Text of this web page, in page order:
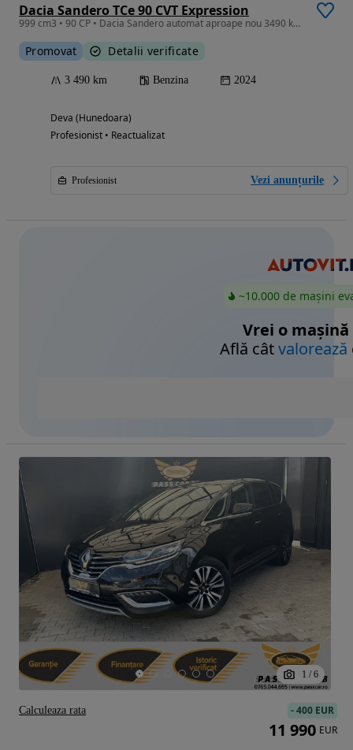
Dacia Sandero TCe 90 CVT Expression
999 cm3 • 90 CP • Dacia Sandero automat aproape nou 3490 km reali 2024
Promovat Detalii verificate
3 490 km Benzina 2024
Deva (Hunedoara)
Profesionist • Reactualizat
Profesionist Vezi anunțurile
~10.000 de mașini
Vrei o mașină
Află câtvalorează
1 / 6
-400 EUR
11 990 EUR
Calculeaza rata